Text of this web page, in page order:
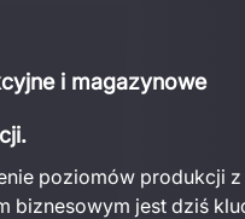
i magazynowe
poziomów produkcji z
biznesowym jest dziś